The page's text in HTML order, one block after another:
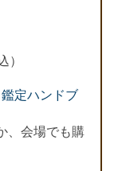
）
鑑定ハンドブ
、会場でも購